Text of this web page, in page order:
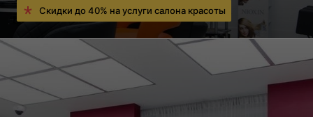
Скидки до 40% на услуги салона красоты